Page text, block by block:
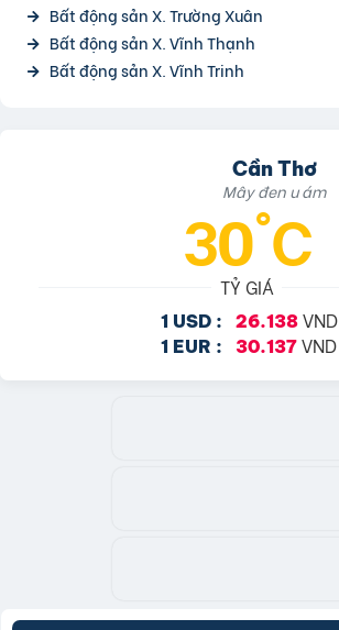
Bất động sản X. Trường Xuân
Bất động sản X. Vĩnh Thạnh
Bất động sản X. Vĩnh Trinh
Cần Thơ
Mây đen u ám
30°C
TỶ GIÁ
1 USD : 26.138VND
1 EUR : 30.137 VND